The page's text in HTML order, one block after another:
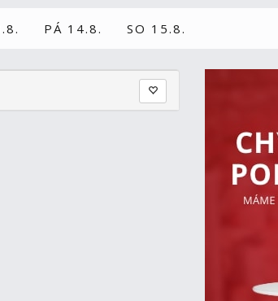
PÁ 14.8. SO 15.8.